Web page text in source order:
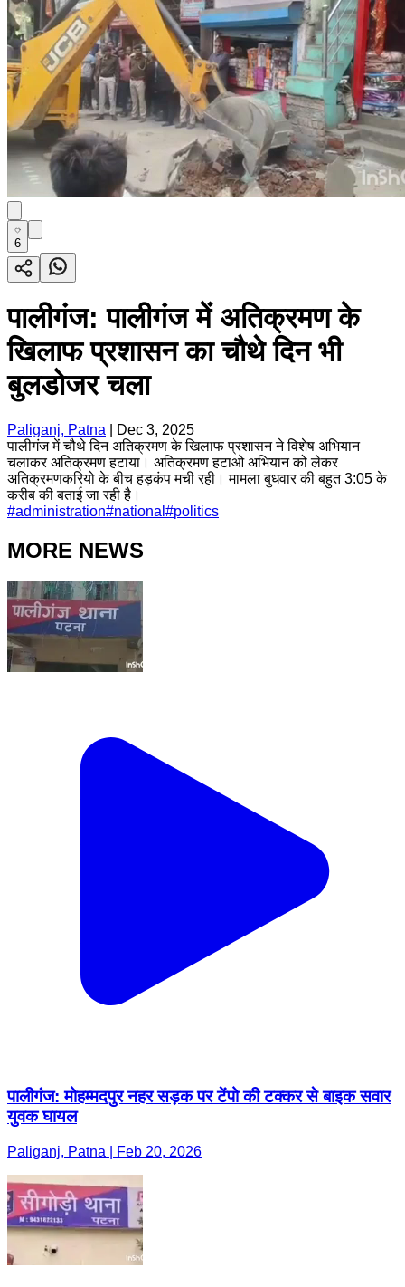
6
पालीगंज: पालीगंज में अतिक्रमण के
खिलाफ प्रशासन का चौथे दिन भी
बुलडोजर चला
Paliganj, Patna
Dec 3, 2025
पालीगंज में चौथे दिन अतिक्रमण के खिलाफ प्रशासन ने विशेष अभियान
चलाकर अतिक्रमण हटाया। अतिक्रमण हटाओ अभियान को लेकर
अतिक्रमणकरियो के बीच हड़कंप मची रही। मामला बुधवार की बहुत 3:05 के
करीब की बताई जा रही है।
#administration#national #politics
MORE NEWS
पालीगंज: मोहम्मदपुर नहर सड़क पर टेंपो की टक्कर से बाइक सवार
युवक घायल
Paliganj, Patna | Feb 20, 2026